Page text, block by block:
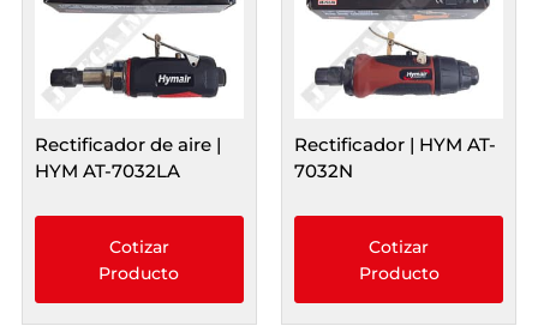
Rectificador de aire |
HYM AT-7032LA
Cotizar
Producto
Rectificador | HYM AT-
7032N
Cotizar
Producto